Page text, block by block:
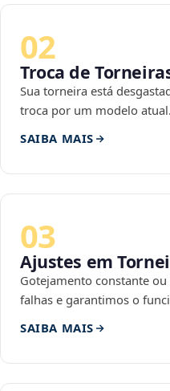
02
Troca de
Sua torneira está
troca por um modelo atual.
SAIBA MAIS
03
Ajustes em
Gotejamento constante
falhas e garantimos o
SAIBA MAIS